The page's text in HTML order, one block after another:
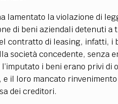
lamentato la violazione di
di beni aziendali detenuti a
contratto di leasing, infatti, i
società concedente, senza
i beni erano privi di
il loro mancato
dei creditori.